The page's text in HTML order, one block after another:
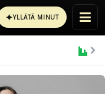
✦YLLÄTÄ MINUT